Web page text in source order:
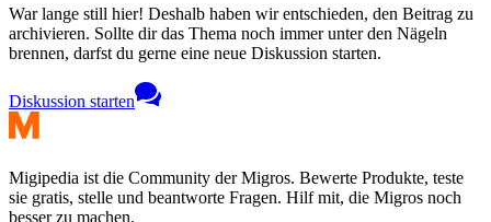
War lange still hier! Deshalb haben wir entschieden, den Beitrag zu
archivieren. Sollte dir das Thema noch immer unter den Nägeln
brennen, darfst du gerne eine neue Diskussion starten.
Diskussion starten
Migipedia ist die Community der Migros. Bewerte Produkte, teste
sie gratis, stelle und beantworte Fragen. Hilf mit, die Migros noch
besser zu machen.